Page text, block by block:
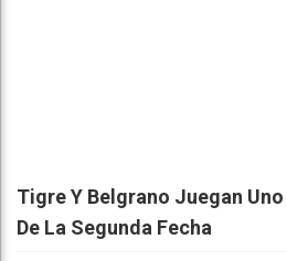
Tigre Y Belgrano Juegan
De La Segunda Fecha